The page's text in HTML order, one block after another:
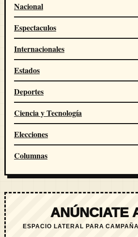
Nacional
Espectaculos
Internacionales
Estados
Deportes
Ciencia y Tecnología
Elecciones
Columnas
ANÚNCIATE
ESPACIO LATERAL PARA